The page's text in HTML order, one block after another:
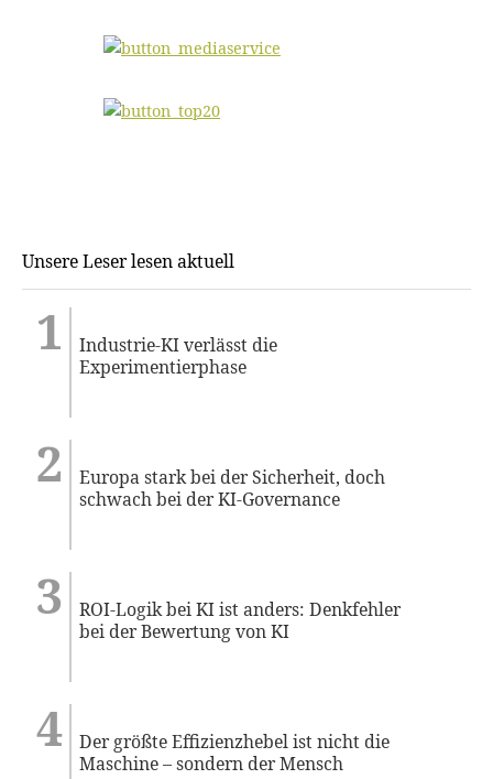
Unsere Leser lesen aktuell
Industrie-KI verlässt die
Experimentierphase
Europa stark bei der Sicherheit, doch
schwach bei der KI-Governance
ROI-Logik bei KI ist anders: Denkfehler
bei der Bewertung von KI
Der größte Effizienzhebel ist nicht die
Maschine – sondern der Mensch